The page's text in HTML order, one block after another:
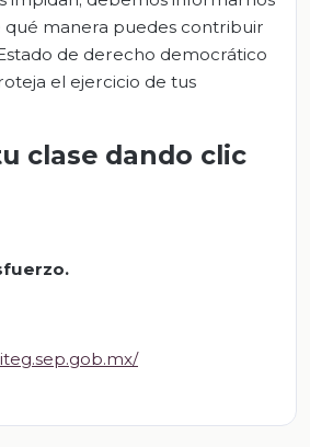
qué manera puedes contribuir
de derecho democrático
el ejercicio de tus
clase dando clic